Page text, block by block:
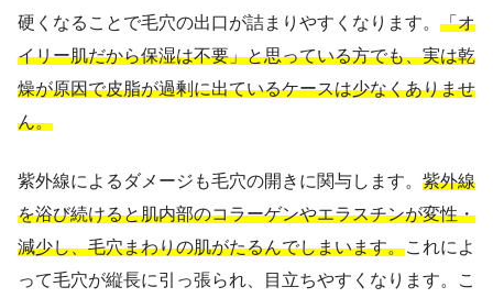
硬くなることで毛穴の出口が詰まりやすくなります。 「オ
イリー肌だから保湿は不要」と思っている方でも、実は乾
燥が原因で皮脂が過剰に出ているケースは少なくありませ
ん。
紫外線によるダメージも毛穴の開きに関与します。 紫外線
を浴び続けると肌内部のコラーゲンやエラスチンが変性・
減少し、毛穴まわりの肌がたるんでしまいます。これによ
って毛穴が縦長に引っ張られ、目立ちやすくなります。こ